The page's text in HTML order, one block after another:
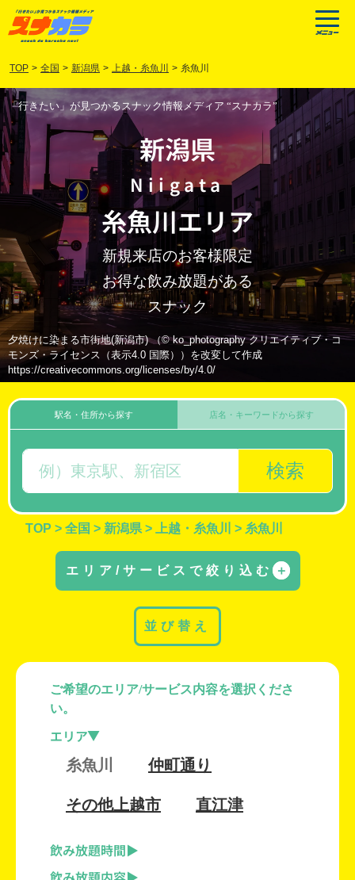
TOP > 全国 > 新潟県 > 上越・糸魚川 > 糸魚川
「行きたい」が見つかるスナック情報メディア “スナカラ”
新潟県
Niigata
糸魚川エリア
新規来店のお客様限定
お得な飲み放題がある
スナック
夕焼けに染まる市街地(新潟市) （© ko_photography クリエイティブ・コ
モンズ・ライセンス（表示4.0 国際））を改変して作成
https://creativecommons.org/licenses/by/4.0/
駅名・住所から探す
検索
店名・キーワードから探す
TOP > 全国 > 新潟県 > 上越・糸魚川 > 糸魚川
エリア/サービスで絞り込む ＋
ご希望のエリア/サービス内容を選択くださ
い。
エリア
糸魚川 仲町通り
その他上越市 直江津
飲み放題時間
並び替え